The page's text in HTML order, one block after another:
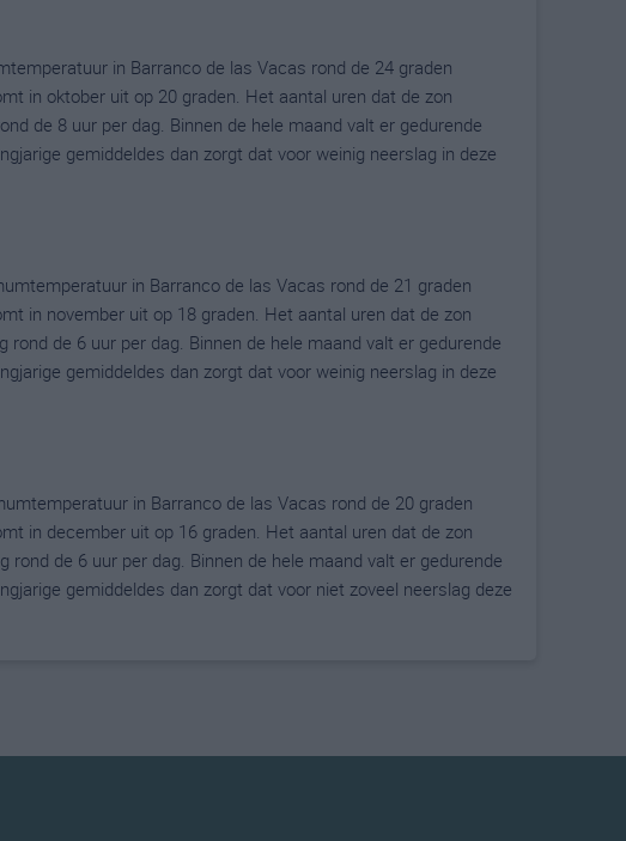
in Barranco de las Vacas rond de 24 graden
in oktober uit op 20 graden. Het aantal uren dat de zon
de 8 uur per dag. Binnen de hele maand valt er gedurende
gemiddeldes dan zorgt dat voor weinig neerslag in deze
in Barranco de las Vacas rond de 21 graden
in november uit op 18 graden. Het aantal uren dat de zon
de 6 uur per dag. Binnen de hele maand valt er gedurende
gemiddeldes dan zorgt dat voor weinig neerslag in deze
in Barranco de las Vacas rond de 20 graden
in december uit op 16 graden. Het aantal uren dat de zon
de 6 uur per dag. Binnen de hele maand valt er gedurende
gemiddeldes dan zorgt dat voor niet zoveel neerslag deze